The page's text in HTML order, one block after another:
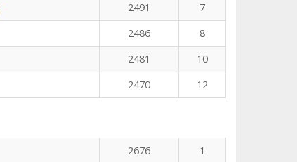
2491
7
2486
8
2481
10
2470 12
2676
1